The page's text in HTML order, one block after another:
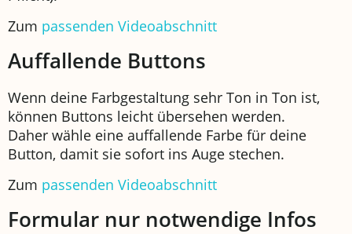
Zum passenden Videoabschnitt
Auffallende Buttons
Wenn deine Farbgestaltung sehr Ton in Ton ist,
können Buttons leicht übersehen werden.
Daher wähle eine auffallende Farbe für deine
Button, damit sie sofort ins Auge stechen.
Zum passenden Videoabschnitt
Formular nur notwendige Infos